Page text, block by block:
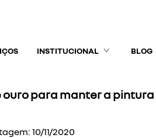
INSTITUCIONAL BLOG
ouro para manter a pintura
10/11/2020